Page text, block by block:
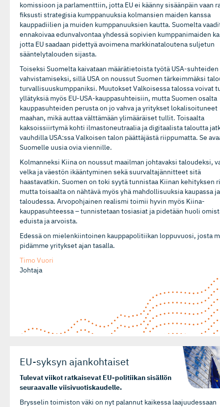
komissioon ja parlamenttiin, jotta EU ei käänny sisäänpäin vaan
fiksusti strategisia kumppanuuksia kolmansien maiden kanssa
kauppadiilien ja muiden kumppanuuksien kautta. Suomelta
ennakoivaa edunvalvontaa yhdessä sopivien kumppanimaiden
jotta EU saadaan pidettyä avoimena markkinataloutena suljetun
sääntelytalouden sijasta.
Toiseksi Suomelta kaivataan määrätietoista työtä USA-suhteiden
vahvistamiseksi, sillä USA on noussut Suomen tärkeimmäksi
turvallisuuskumppaniksi. Muutokset Valkoisessa talossa voivat
yllätyksiä myös EU-USA-kauppasuhteisiin, mutta Suomen osalta
kauppasuhteiden perusta on jo vahva ja yritykset lokalisoituneet
maahan, mikä auttaa välttämään ylimääräiset tullit. Toisaalta
kaksoissiirtymä kohti ilmastoneutraalia ja digitaalista taloutta
vauhdilla USA:ssa Valkoisen talon päättäjästä riippumatta. Se
Suomelle uusia ovia viennille.
Kolmanneksi Kiina on noussut maailman johtavaksi taloudeksi,
velka ja väestön ikääntyminen sekä suurvaltajännitteet sitä
haastavatkin. Suomen on toki syytä tunnistaa Kiinan kehityksen
mutta toisaalta on nähtävä myös yhä mahdollisuuksia kaupassa ja
taloudessa. Arvopohjainen realismi toimii hyvin myös Kiina-
kauppasuhteessa – tunnistetaan tosiasiat ja pidetään huoli
eduista ja arvoista.
Edessä on mielenkiintoinen kauppapolitiikan loppuvuosi, josta
pidämme yritykset ajan tasalla.
Timo Vuori
Johtaja
EU-syksyn ajankohtaiset
Tulevat viikot ratkaisevat EU-politiikan sisällön
seuraavalle viisivuotiskaudelle.
Brysselin toimiston väki on nyt palannut kaikessa laajuudessaan